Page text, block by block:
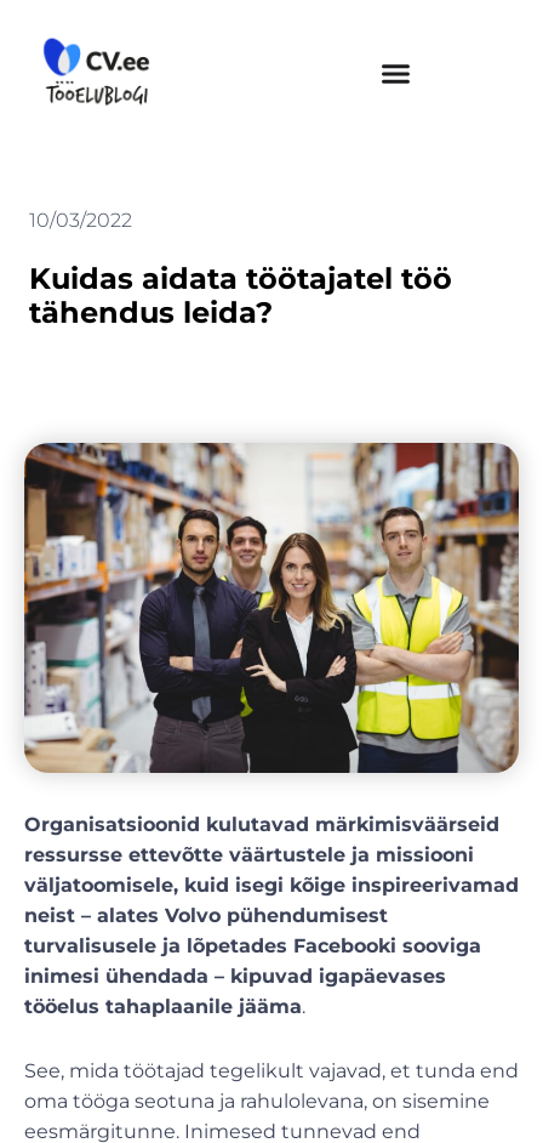
content
10/03/2022
Kuidas aidata töötajatel töö
tähendus leida?
Organisatsioonid kulutavad märkimisväärseid
ressursse ettevõtte väärtustele ja missiooni
väljatoomisele, kuid isegi kõige inspireerivamad
neist – alates Volvo pühendumisest
turvalisusele ja lõpetades Facebooki sooviga
inimesi ühendada – kipuvad igapäevases
tööelus tahaplaanile jääma.
See, mida töötajad tegelikult vajavad, et tunda end
oma tööga seotuna ja rahulolevana, on sisemine
eesmärgitunne. Inimesed tunnevad end